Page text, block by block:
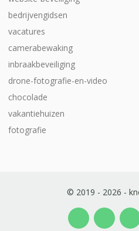
bedrijvengidsen
vacatures
camerabewaking
inbraakbeveiliging
drone-fotografie-en-video
chocolade
vakantiehuizen
fotografie
© 2019 - 2026 -